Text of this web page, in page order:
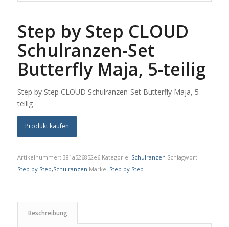
Step by Step CLOUD
Schulranzen-Set
Butterfly Maja, 5-teilig
Step by Step CLOUD Schulranzen-Set Butterfly Maja, 5-
teilig
Produkt kaufen
Artikelnummer: 381a526852e6 Kategorie: Schulranzen Schlagwort:
Step by Step,Schulranzen Marke: Step by Step
Beschreibung